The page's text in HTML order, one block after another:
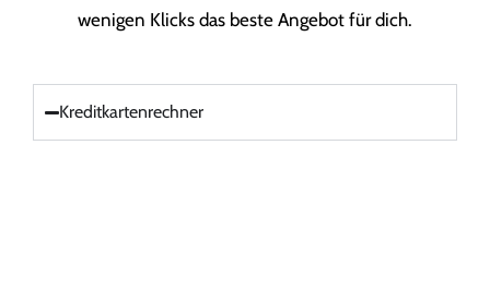
wenigen Klicks das beste Angebot für dich.
Kreditkartenrechner